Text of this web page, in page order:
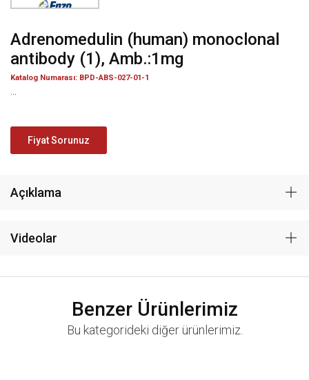
Adrenomedulin (human) monoclonal
antibody (1), Amb.:1mg
Katalog Numarası: BPD-ABS-027-01-1
Fiyat Sorunuz
Açıklama
Videolar
Benzer Ürünlerimiz
Bu kategorideki diğer ürünlerimiz.